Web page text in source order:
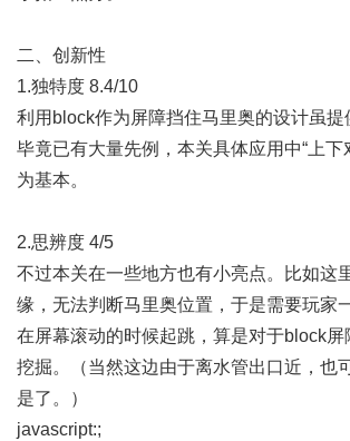
二、创新性
1.独特度 8.4/10
利用block作为屏障挡住马里奥的设计虽提
毕竟已有大量先例，本关具体应用中“上下
为基本。
2.思辨度 4/5
不过本关在一些地方也有小亮点。比如这
缘，无法判断马里奥位置，于是需要玩家一
在屏幕滚动的时候起跳，算是对于block
挖掘。（当然这边由于离水管出口近，也
是了。）
javascript:;